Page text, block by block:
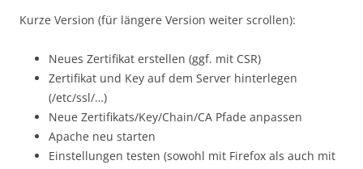
Kurze Version (für längere Version weiter scrollen):
Neues Zertifikat erstellen (ggf. mit CSR)
Zertifikat und Key auf dem Server hinterlegen
(/etc/ssl/…)
Neue Zertifikats/Key/Chain/CA Pfade anpassen
Apache neu starten
Einstellungen testen (sowohl mit Firefox als auch mit